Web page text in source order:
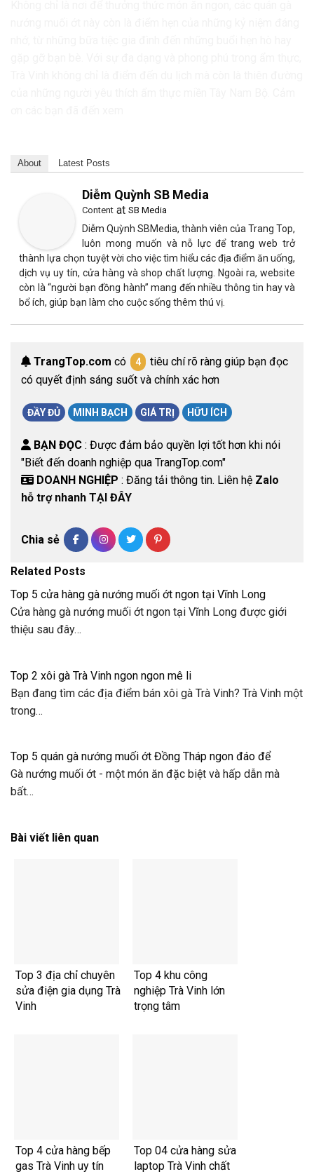
About Latest Posts
Diễm Quỳnh SB Media
Content at SB Media
Diễm Quỳnh SBMedia, thành viên của Trang Top,
luôn mong muốn và nỗ lực để trang web trở
thành lựa chọn tuyệt vời cho việc tìm hiểu các địa điểm ăn uống,
dịch vụ uy tín, cửa hàng và shop chất lượng. Ngoài ra, website
còn là “người bạn đồng hành” mang đến nhiều thông tin hay và
bổ ích, giúp bạn làm cho cuộc sống thêm thú vị.
TrangTop.com có 4
tiêu chí rõ ràng giúp bạn đọc
có quyết định sáng suốt và chính xác hơn
ĐẦY ĐỦ MINH BẠCH GIÁ TRỊ HỮU ÍCH
BẠN ĐỌC : Được đảm bảo quyền lợi tốt hơn khi nói
"Biết đến doanh nghiệp qua TrangTop.com"
DOANH NGHIỆP : Đăng tải thông tin. Liên hệ Zalo
hỗ trợ nhanh TẠI ĐÂY
Chia sẻ
Related Posts
Top 5 cửa hàng gà nướng muối ớt ngon tại Vĩnh Long
Cửa hàng gà nướng muối ớt ngon tại Vĩnh Long được giới
thiệu sau đây…
Top 2 xôi gà Trà Vinh ngon ngon mê li
Bạn đang tìm các địa điểm bán xôi gà Trà Vinh? Trà Vinh một
trong…
Top 5 quán gà nướng muối ớt Đồng Tháp ngon đáo để
Gà nướng muối ớt - một món ăn đặc biệt và hấp dẫn mà
bất…
Bài viết liên quan
Top 3 địa chỉ chuyên
sửa điện gia dụng Trà
Vinh
Top 4 khu công
nghiệp Trà Vinh lớn
trọng tâm
Top 4 cửa hàng bếp
gas Trà Vinh uy tín
Top 04 cửa hàng sửa
laptop Trà Vinh chất